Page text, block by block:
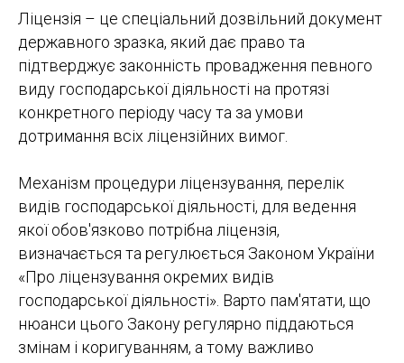
Ліцензія – це спеціальний дозвільний документ
державного зразка, який дає право та
підтверджує законність провадження певного
виду господарської діяльності на протязі
конкретного періоду часу та за умови
дотримання всіх ліцензійних вимог.
Механізм процедури ліцензування, перелік
видів господарської діяльності, для ведення
якої обов'язково потрібна ліцензія,
визначається та регулюється Законом України
«Про ліцензування окремих видів
господарської діяльності». Варто пам'ятати, що
нюанси цього Закону регулярно піддаються
змінам і коригуванням, а тому важливо